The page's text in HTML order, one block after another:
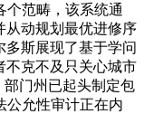
个范畴，该系统通
从动规划最优进修序
斯展现了基于学问
不克不及只关心城市
部门州已起头制定包
公允性审计正在内